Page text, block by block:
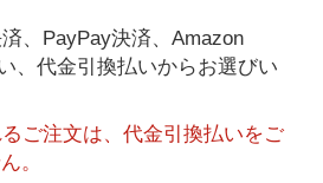
、PayPay決済、Amazon
、代金引換払いからお選びい
ご注文は、代金引換払いをご
。